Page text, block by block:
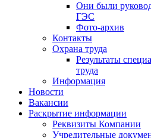
Они были
ГЭС
Фото-архив
Контакты
Охрана труда
Результаты
труда
Информация
Новости
Вакансии
Раскрытие информации
Реквизиты Компании
Учредительные